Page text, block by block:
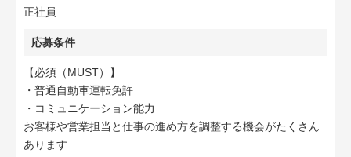
正社員
応募条件
【必須（MUST）】
・普通自動車運転免許
・コミュニケーション能力
お客様や営業担当と仕事の進め方を調整する機会がたくさん
あります